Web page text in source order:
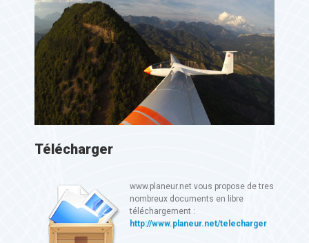
Télécharger
www.planeur.net vous propose de tres
nombreux documents en libre
téléchargement :
http://www.planeur.net/telecharger